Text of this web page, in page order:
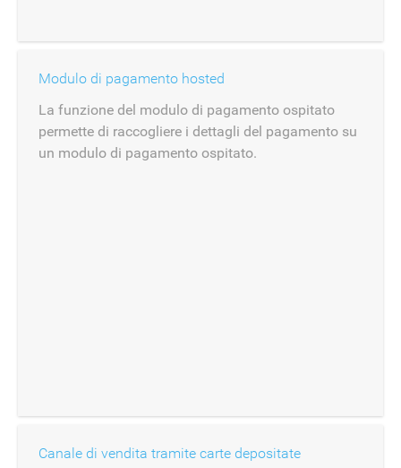
Modulo di pagamento hosted
La funzione del modulo di pagamento ospitato
permette di raccogliere i dettagli del pagamento su
un modulo di pagamento ospitato.
Canale di vendita tramite carte depositate